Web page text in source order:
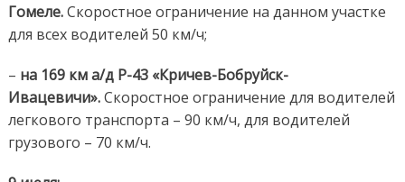
Гомеле.Скоростное ограничение на данном участке
для всех водителей 50 км/ч;
– на 169 км а/д Р-43 «Кричев-Бобруйск-
Ивацевичи».Скоростное ограничение для водителей
легкового транспорта – 90 км/ч, для водителей
грузового – 70 км/ч.